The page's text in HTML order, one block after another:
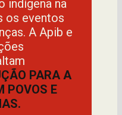
indígena na
os eventos
A Apib e
PARA A
POVOS E